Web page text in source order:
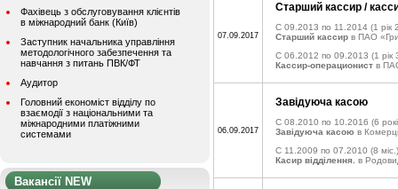
Фахівець з обслуговування клієнтів
в міжнародний банк (Київ)
Заступник начальника управління
методологічного забезпечення та
навчання з питань ПВК/ФТ
Аудитор
Головний економіст відділу по
взаємодії з національними та
міжнародними платіжними
системами
Вакансії NEW
07.09.2017
Старший кассир /
C 09.2013 по 11.2014 (1 рік
Старший кассир в ПАО
C 06.2012 по 09.2013 (1 рік
Кассир-операционист в
06.09.2017
Завідуюча касою
C 08.2010 по 10.2016 (6
Завідуюча касою в
C 11.2009 по 07.2010 (8 міс.)
Касир відділення.
в